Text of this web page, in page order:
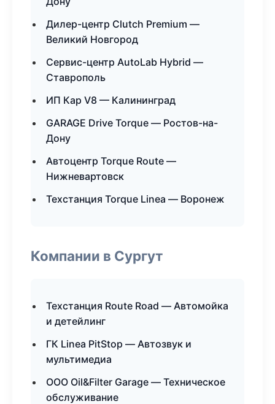
Дилер-центр Clutch Premium —
Великий Новгород
Сервис-центр AutoLab Hybrid —
Ставрополь
ИП Кар V8 — Калининград
GARAGE Drive Torque — Ростов-на-
Дону
Автоцентр Torque Route —
Нижневартовск
Техстанция Torque Linea — Воронеж
Компании в Сургут
Техстанция Route Road — Автомойка
и детейлинг
ГК Linea PitStop — Автозвук и
мультимедиа
ООО Oil&Filter Garage — Техническое
обслуживание